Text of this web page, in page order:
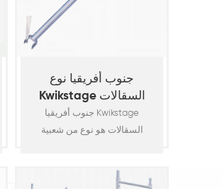
الحمولة. الرأسي مصنوع من
أنبوب فولاذي عالي الجودة
o.d60x3.5mm لغرض تدعيم
دفتر الأ10
جنوب أفريقيا نوع
Kwikstage السقالات
الأستاذ
جنوب أفريقيا Kwikstage
السقالات هو نوع من شعبية
× 2.5 مم سقالة أنبوب مع ج-